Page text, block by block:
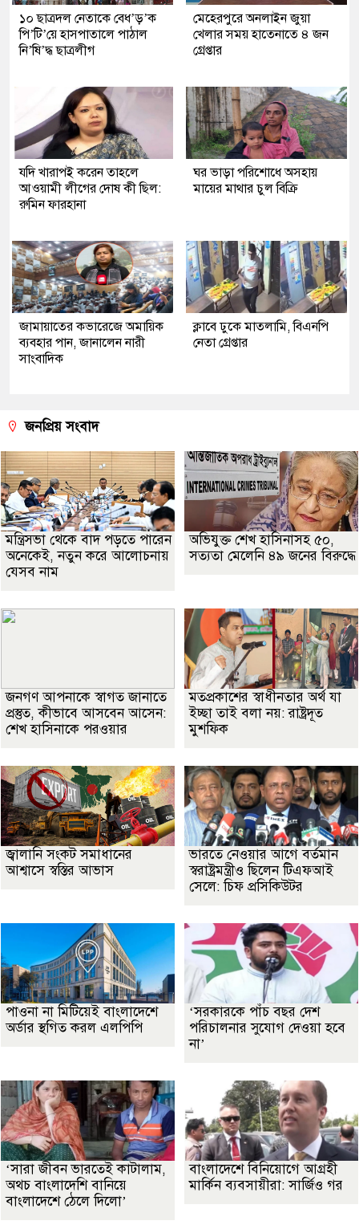
১০ ছাত্রদল নেতাকে বেধ’ড়’ক
পি’টি’য়ে হাসপাতালে পাঠাল
নি’ষি’দ্ধ ছাত্রলীগ
মেহেরপুরে অনলাইন জুয়া
খেলার সময় হাতেনাতে ৪ জন
গ্রেপ্তার
যদি খারাপই করেন তাহলে
আওয়ামী লীগের দোষ কী ছিল:
রুমিন ফারহানা
ঘর ভাড়া পরিশোধে অসহায়
মায়ের মাথার চুল বিক্রি
জামায়াতের কভারেজে অমায়িক
ব্যবহার পান, জানালেন নারী
সাংবাদিক
ক্লাবে ঢুকে মাতলামি, বিএনপি
নেতা গ্রেপ্তার
জনপ্রিয় সংবাদ
মন্ত্রিসভা থেকে বাদ পড়তে পারেন
অনেকেই, নতুন করে আলোচনায়
যেসব নাম
অভিযুক্ত শেখ হাসিনাসহ ৫০,
সত্যতা মেলেনি ৪৯ জনের বিরুদ্ধে
জনগণ আপনাকে স্বাগত জানাতে
প্রস্তুত, কীভাবে আসবেন আসেন:
শেখ হাসিনাকে পরওয়ার
মতপ্রকাশের স্বাধীনতার অর্থ যা
ইচ্ছা তাই বলা নয়: রাষ্ট্রদূত
মুশফিক
জ্বালানি সংকট সমাধানের
আশ্বাসে স্বস্তির আভাস
ভারতে নেওয়ার আগে বর্তমান
স্বরাষ্ট্রমন্ত্রীও ছিলেন টিএফআই
সেলে: চিফ প্রসিকিউটর
পাওনা না মিটিয়েই বাংলাদেশে
অর্ডার স্থগিত করল এলপিপি
‘সরকারকে পাঁচ বছর দেশ
পরিচালনার সুযোগ দেওয়া হবে
না’
‘সারা জীবন ভারতেই কাটালাম,
অথচ বাংলাদেশি বানিয়ে
বাংলাদেশে ঠেলে দিলো’
বাংলাদেশে বিনিয়োগে আগ্রহী
মার্কিন ব্যবসায়ীরা: সার্জিও গর